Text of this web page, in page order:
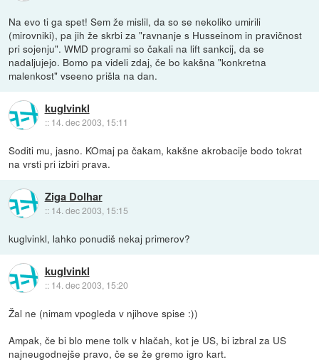
Na evo ti ga spet! Sem že mislil, da so se nekoliko umirili
(mirovniki), pa jih že skrbi za "ravnanje s Husseinom in pravičnost
pri sojenju". WMD programi so čakali na lift sankcij, da se
nadaljujejo. Bomo pa videli zdaj, če bo kakšna "konkretna
malenkost" vseeno prišla na dan.
kuglvinkl
:: 14. dec 2003, 15:11
Soditi mu, jasno. KOmaj pa čakam, kakšne akrobacije bodo tokrat
na vrsti pri izbiri prava.
Ziga Dolhar
:: 14. dec 2003, 15:15
kuglvinkl, lahko ponudiš nekaj primerov?
kuglvinkl
:: 14. dec 2003, 15:20
Žal ne (nimam vpogleda v njihove spise :))
Ampak, če bi blo mene tolk v hlačah, kot je US, bi izbral za US
najneugodnejše pravo, če se že gremo igro kart.